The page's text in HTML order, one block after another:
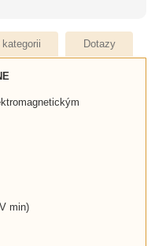
kategorii Dotazy
min)